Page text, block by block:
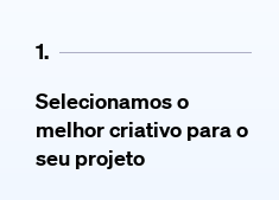
1.
Selecionamos o
melhor criativo para o
seu projeto